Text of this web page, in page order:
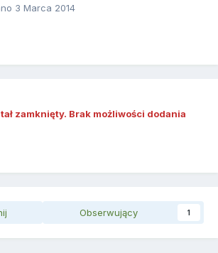
3 Marca 2014
zamknięty. Brak możliwości dodania
Obserwujący 1